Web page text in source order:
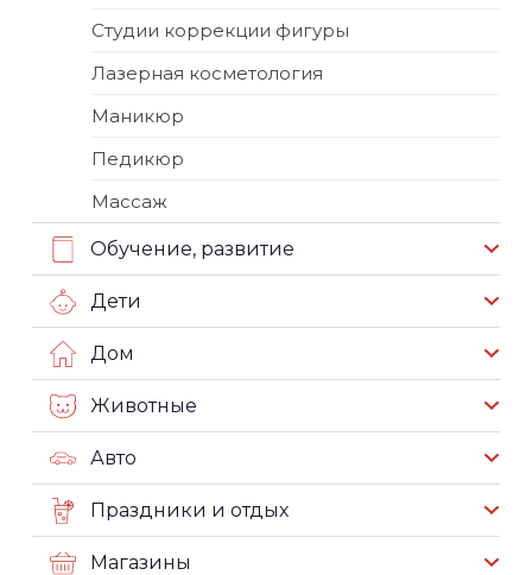
Студии коррекции фигуры
Лазерная косметология
Маникюр
Педикюр
Массаж
Обучение, развитие
Дети
Дом
Животные
Авто
Праздники и отдых
Магазины